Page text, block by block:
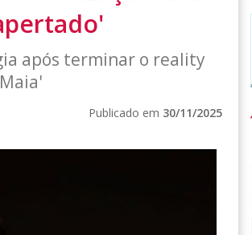
após terminar o reality
Publicado em 30/11/2025